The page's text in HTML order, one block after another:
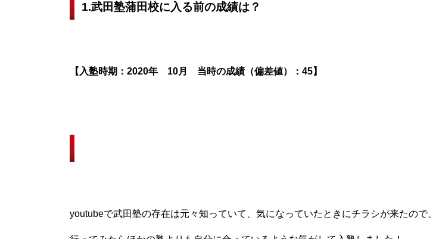
1.武田塾蒲田校に入る前の成績は？
【入塾時期：2020年 10月 当時の成績（偏差値）：45】
youtubeで武田塾の存在は元々知っていて、気になっていたときにチラシが来たので、